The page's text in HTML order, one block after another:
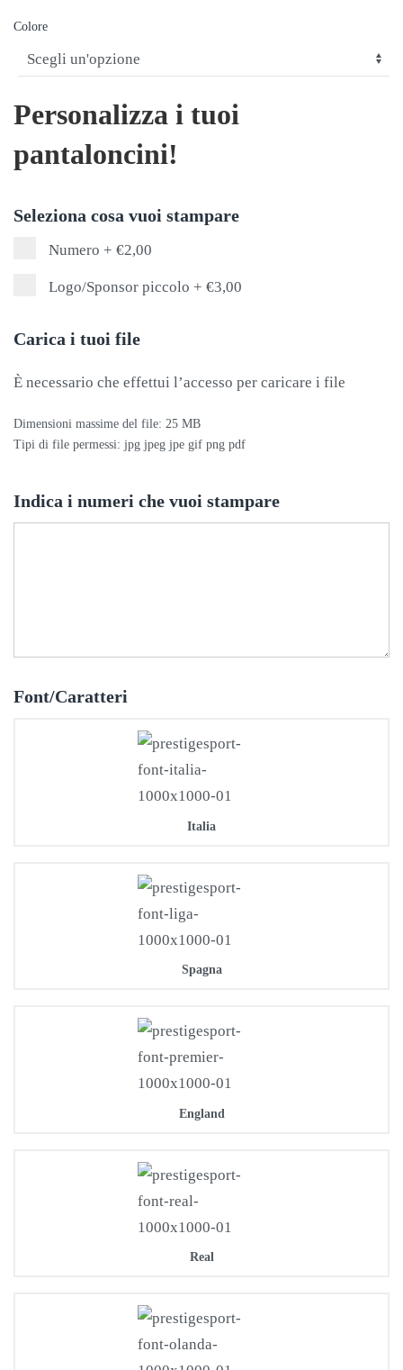
Colore
Personalizza i tuoi
pantaloncini!
Seleziona cosa vuoi stampare
Numero + €2,00
Logo/Sponsor piccolo + €3,00
Carica i tuoi file
È necessario che effettui l’accesso per caricare i file
Dimensioni massime del file: 25 MB
Tipi di file permessi: jpg jpeg jpe gif png pdf
Indica i numeri che vuoi stampare
Font/Caratteri
Italia
Spagna
England
Real